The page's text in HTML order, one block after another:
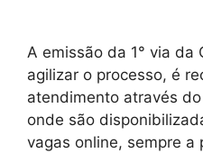
A emissão da 1° via da
agilizar o processo, é
atendimento através
onde são
vagas online, sempre a